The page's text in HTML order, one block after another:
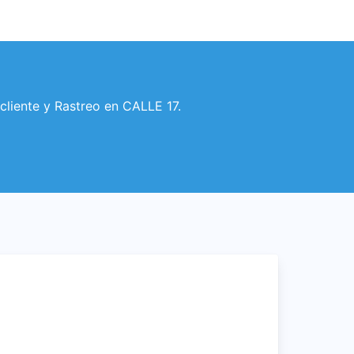
y Rastreo en CALLE 17.